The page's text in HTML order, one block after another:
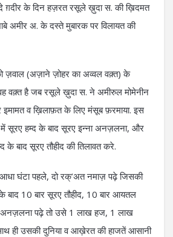
ग़दीर के दिन हज़रत रसूले ख़ुदा स. की ख़िदमत
अमीर अ. के दस्ते मुबारक पर विलायत की
ज़वाल (अज़ाने ज़ोहर का अव्वल वक़्त) के
वक़्त है जब रसूले ख़ुदा स. ने अमीरुल मोमेनीन
व ख़िलाफ़त के लिए मंसूब फ़रमाया. इस
सूरए हम्द के बाद सूरए इन्ना अनज़लना, और
के बाद सूरए तौहीद की तिलावत करे.
घंटा पहले, दो रक्’अत नमाज़ पढ़े जिसकी
बाद 10 बार सूरए तौहीद, 10 बार आयतल
अनज़लना पढ़े तो उसे 1 लाख हज, 1 लाख
ही उसकी दुनिया व आख़ेरत की हाजतें आसानी